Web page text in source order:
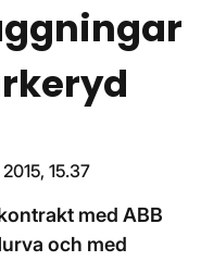
15.37
med ABB
och med